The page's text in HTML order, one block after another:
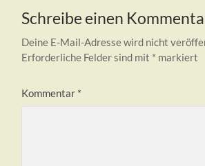
Schreibe einen
Deine E-Mail-Adresse wird nicht
Erforderliche Felder sind mit * markiert
Kommentar *